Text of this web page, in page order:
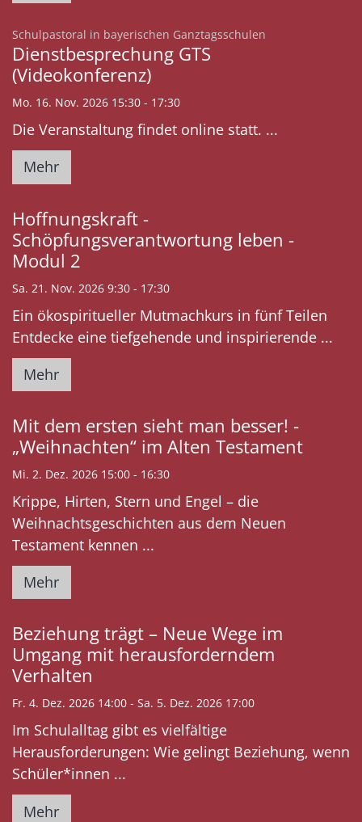
Schulpastoral in bayerischen Ganztagsschulen
Dienstbesprechung GTS
(Videokonferenz)
Mo. 16. Nov. 2026 15:30 - 17:30
Die Veranstaltung findet online statt. ...
Mehr
Hoffnungskraft -
Schöpfungsverantwortung leben -
Modul 2
Sa. 21. Nov. 2026 9:30 - 17:30
Ein ökospiritueller Mutmachkurs in fünf Teilen
Entdecke eine tiefgehende und inspirierende ...
Mehr
Mit dem ersten sieht man besser! -
„Weihnachten“ im Alten Testament
Mi. 2. Dez. 2026 15:00 - 16:30
Krippe, Hirten, Stern und Engel – die
Weihnachtsgeschichten aus dem Neuen
Testament kennen ...
Mehr
Beziehung trägt – Neue Wege im
Umgang mit herausforderndem
Verhalten
Fr. 4. Dez. 2026 14:00 - Sa. 5. Dez. 2026 17:00
Im Schulalltag gibt es vielfältige
Herausforderungen: Wie gelingt Beziehung, wenn
Schüler*innen ...
Mehr